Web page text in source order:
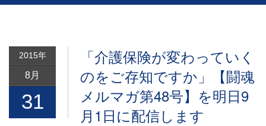
2015年
8月
31
「介護保険が変わっていく
のをご存知ですか」【闘魂
メルマガ第48号】を明日9
月1日に配信します